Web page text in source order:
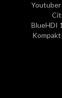
BlueHDI